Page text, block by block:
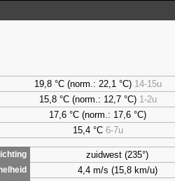
19,8 °C (norm.: 22,1 °C) 14-15u
15,8 °C (norm.: 12,7 °C) 1-2u
17,6 °C (norm.: 17,6 °C)
15,4 °C 6-7u
zuidwest (235°)
4,4 m/s (15,8 km/u)